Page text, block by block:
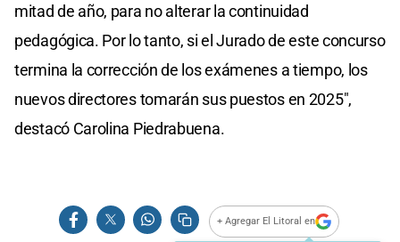
mitad de año, para no alterar la continuidad
pedagógica. Por lo tanto, si el Jurado de este concurso
termina la corrección de los exámenes a tiempo, los
nuevos directores tomarán sus puestos en 2025",
destacó Carolina Piedrabuena.
+ Agregar El Litoral en